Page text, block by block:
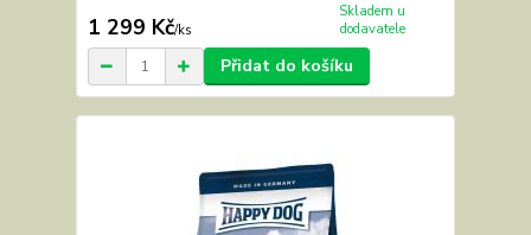
1 299 Kč/ks
Skladem u
dodavatele
Přidat do košíku